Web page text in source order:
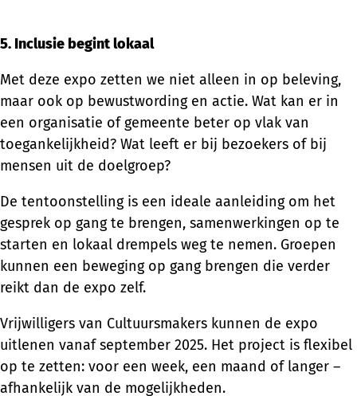
5. Inclusie begint lokaal
Met deze expo zetten we niet alleen in op beleving,
maar ook op bewustwording en actie. Wat kan er in
een organisatie of gemeente beter op vlak van
toegankelijkheid? Wat leeft er bij bezoekers of bij
mensen uit de doelgroep?
De tentoonstelling is een ideale aanleiding om het
gesprek op gang te brengen, samenwerkingen op te
starten en lokaal drempels weg te nemen. Groepen
kunnen een beweging op gang brengen die verder
reikt dan de expo zelf.
Vrijwilligers van Cultuursmakers kunnen de expo
uitlenen vanaf september 2025. Het project is flexibel
op te zetten: voor een week, een maand of langer –
afhankelijk van de mogelijkheden.